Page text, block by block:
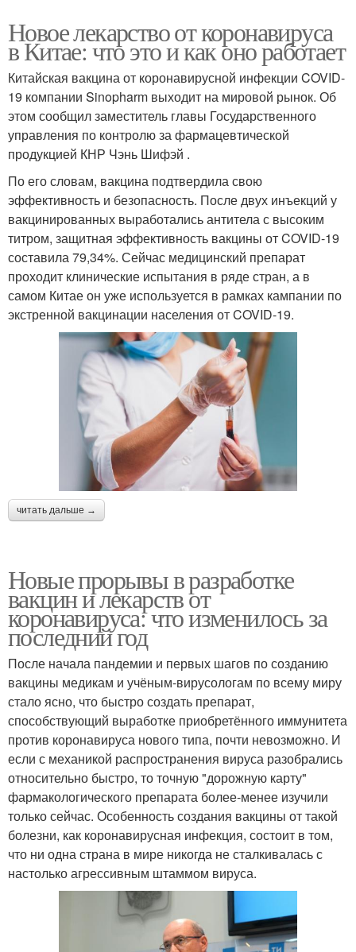
Новое лекарство от коронавируса
в Китае: что это и как оно работает
Китайская вакцина от коронавирусной инфекции COVID-
19 компании Sinopharm выходит на мировой рынок. Об
этом сообщил заместитель главы Государственного
управления по контролю за фармацевтической
продукцией КНР Чэнь Шифэй .
По его словам, вакцина подтвердила свою
эффективность и безопасность. После двух инъекций у
вакцинированных выработались антитела с высоким
титром, защитная эффективность вакцины от COVID-19
составила 79,34%. Сейчас медицинский препарат
проходит клинические испытания в ряде стран, а в
самом Китае он уже используется в рамках кампании по
экстренной вакцинации населения от COVID-19.
читать дальше →
Новые прорывы в разработке
вакцин и лекарств от
коронавируса: что изменилось за
последний год
После начала пандемии и первых шагов по созданию
вакцины медикам и учёным-вирусологам по всему миру
стало ясно, что быстро создать препарат,
способствующий выработке приобретённого иммунитета
против коронавируса нового типа, почти невозможно. И
если с механикой распространения вируса разобрались
относительно быстро, то точную "дорожную карту"
фармакологического препарата более-менее изучили
только сейчас. Особенность создания вакцины от такой
болезни, как коронавирусная инфекция, состоит в том,
что ни одна страна в мире никогда не сталкивалась с
настолько агрессивным штаммом вируса.